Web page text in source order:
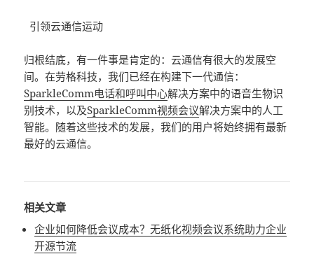
引领云通信运动
归根结底，有一件事是肯定的：云通信有很大的发展空
间。在劳格科技，我们已经在构建下一代通信：
SparkleComm电话和呼叫中心解决方案中的语音生物识
别技术，以及SparkleComm视频会议解决方案中的人工
智能。随着这些技术的发展，我们的用户将始终拥有最新
最好的云通信。
相关文章
企业如何降低会议成本？无纸化视频会议系统助力企业
开源节流